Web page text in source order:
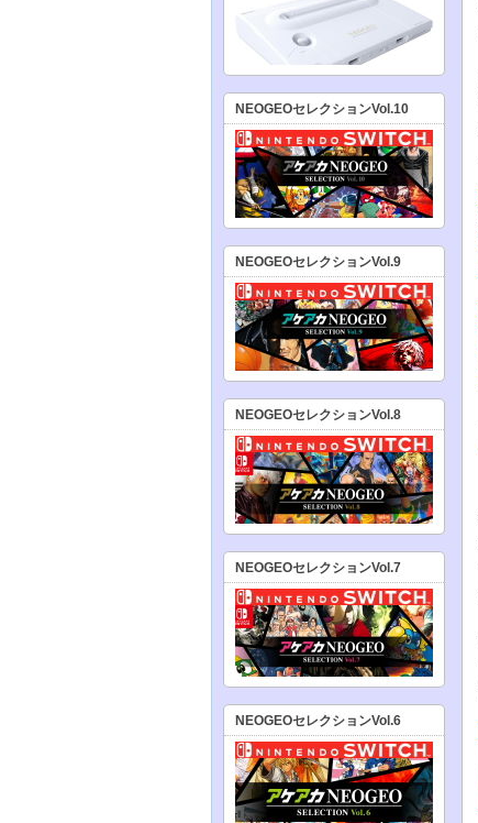
NEOGEOセレクションVol.10
NEOGEOセレクションVol.9
NEOGEOセレクションVol.8
NEOGEOセレクションVol.7
NEOGEOセレクションVol.6